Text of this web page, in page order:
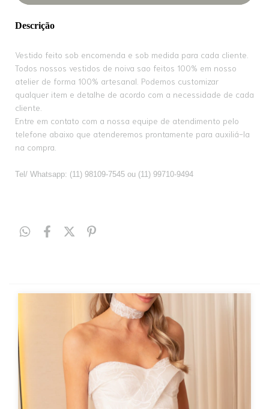
Descrição
Vestido feito sob encomenda e sob medida para cada cliente.
Todos nossos vestidos de noiva sao feitos 100% em nosso
atelier de forma 100% artesanal. Podemos customizar
qualquer item e detalhe de acordo com a necessidade de cada
cliente.
Entre em contato com a nossa equipe de atendimento pelo
telefone abaixo que atenderemos prontamente para auxiliá-la
na compra.
Tel/ Whatsapp: (11) 98109-7545 ou (11) 99710-9494